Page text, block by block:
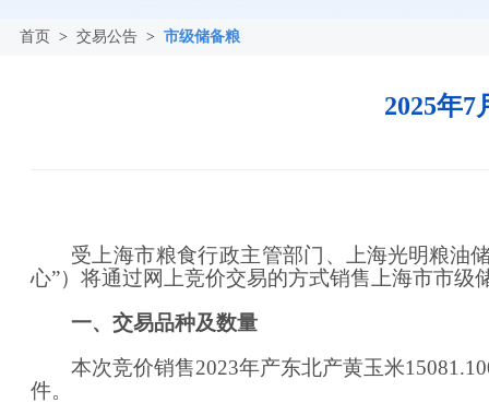
首页 > 交易公告 > 市级储备粮
2025年
受 上海市粮食行政主管部门 、上海光明粮油
心”）将通过网上竞价交易的方式销售上海市市级
一、交易品种及数量
本次竞价销售2023年产东北产黄玉米
件。